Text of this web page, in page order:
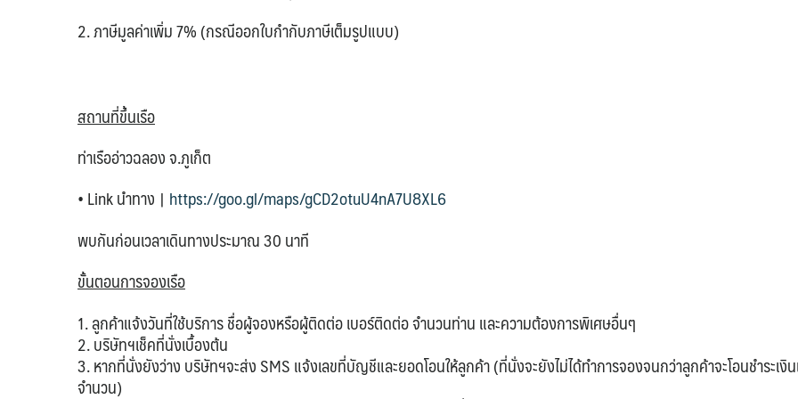
2. ภาษีมูลค่าเพิ่ม 7% (กรณีออกใบกำกับภาษีเต็มรูปแบบ)
สถานที่ขึ้นเรือ
ท่าเรืออ่าวฉลอง จ.ภูเก็ต
• Link นำทาง | https://goo.gl/maps/gCD2otuU4nA7U8XL6
พบกันก่อนเวลาเดินทางประมาณ 30 นาที
ขั้นตอนการจองเรือ
1. ลูกค้าแจ้งวันที่ใช้บริการ ชื่อผู้จองหรือผู้ติดต่อ เบอร์ติดต่อ จำนวนท่าน และความต้องการพิเศษอื่นๆ
2. บริษัทฯเช็คที่นั่งเบื้องต้น
3. หากที่นั่งยังว่าง บริษัทฯจะส่ง SMS แจ้งเลขที่บัญชีและยอดโอนให้ลูกค้า (ที่นั่งจะยังไม่ได้ทำการจองจนกว่าลูกค้าจะโอนชำระเงิ
จำนวน)